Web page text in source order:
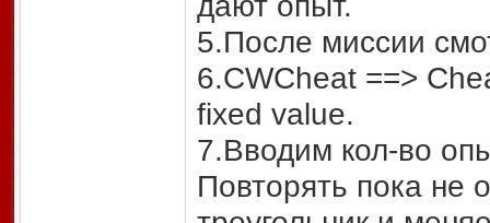
5.После миссии
6.CWCheat ==>
fixed value.
7.Вводим кол-во
Повторять пока не